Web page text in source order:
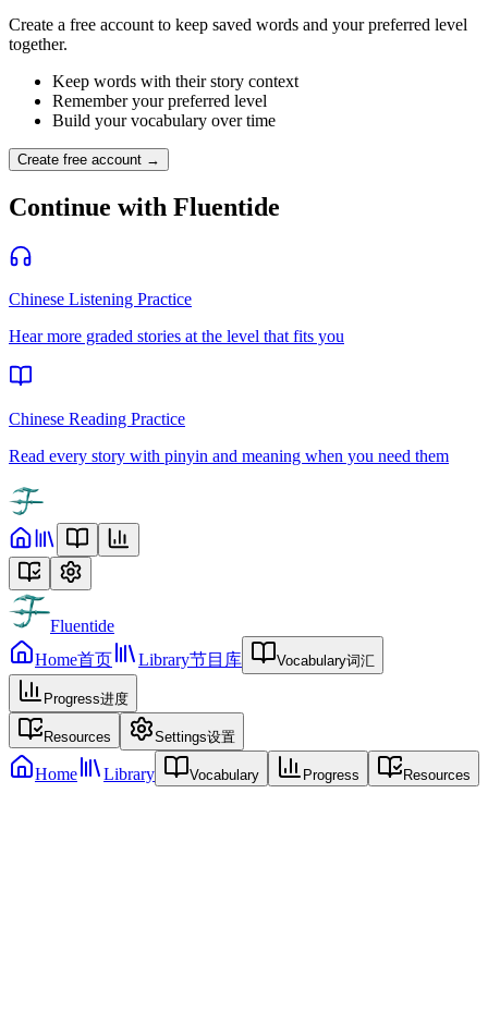
Create a free account to keep saved words and your preferred level
together.
Keep words with their story context
Remember your preferred level
Build your vocabulary over time
Create free account →
Continue with Fluentide
Chinese Listening Practice
Hear more graded stories at the level that fits you
Chinese Reading Practice
Read every story with pinyin and meaning when you need them
Fluentide
Home首页 Library节目库 Vocabulary词汇
Progress进度
Resources Settings设置
Home Library Vocabulary Progress Resources